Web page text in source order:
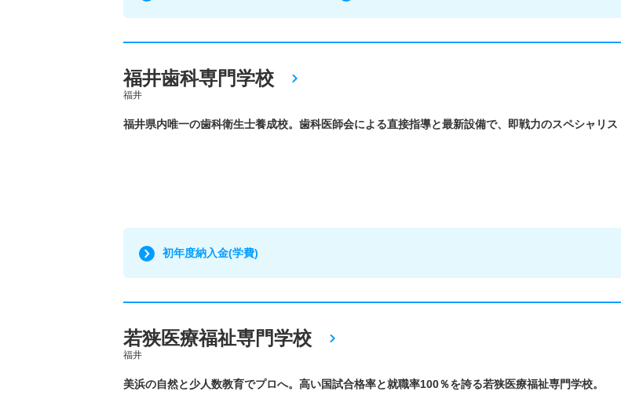
福井歯科専門学校
福井
福井県内唯一の歯科衛生士養成校。歯科医師会による直接指導と最新設備で、即戦力のスペシャリス
初年度納入金(学費)
若狭医療福祉専門学校
福井
美浜の自然と少人数教育でプロへ。高い国試合格率と就職率100％を誇る若狭医療福祉専門学校。